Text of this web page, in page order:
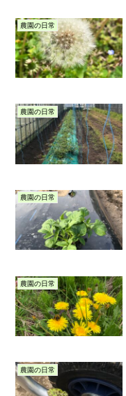
農園の日常
農園の日常
農園の日常
農園の日常
農園の日常